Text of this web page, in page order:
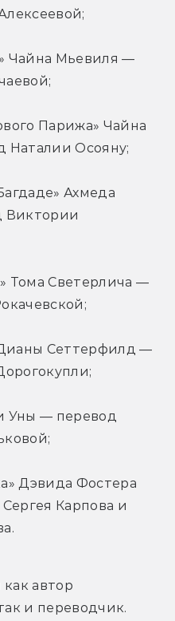
Чайна Мьевиля —
Парижа» Чайна
Наталии Осояну;
Ахмеда
Виктории
Тома Светерлича —
Дианы Сеттерфилд —
Уны — перевод
Дэвида Фостера
Карпова и
автор
и переводчик.